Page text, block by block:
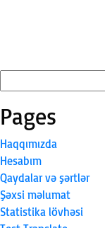
for:
Pages
Haqqımızda
Hesabım
Qaydalar və şərtlər
Şəxsi məlumat
Statistika lövhəsi